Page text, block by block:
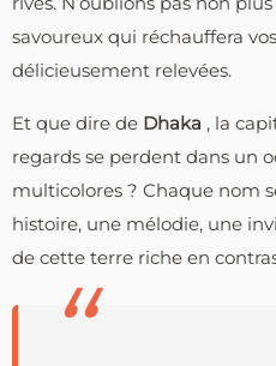
savoureux qui réchauffera
délicieusement relevées.
Et que dire de Dhaka , la
regards se perdent dans un
multicolores ? Chaque nom
histoire, une mélodie, une
de cette terre riche en